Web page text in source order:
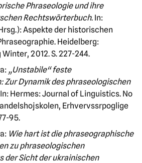
Phraseologie und ihre
Rechtswörterbuch. In:
Aspekte der historischen
Heidelberg:
2012. S. 227-244.
„Unstabile“ feste
Zur Dynamik des phraseologischen
In: Hermes: Journal of Linguistics. No
Erhvervssrpoglige
95.
Wie hart ist die phraseographische
zu phraseologischen
der Sicht der ukrainischen